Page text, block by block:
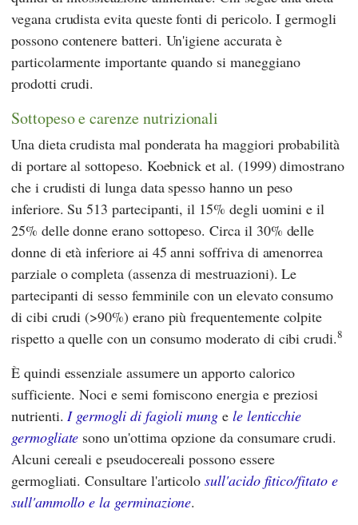
vegana crudista evita queste fonti di pericolo. I germogli
possono contenere batteri. Un'igiene accurata è
particolarmente importante quando si maneggiano
prodotti crudi.
Sottopeso e carenze nutrizionali
Una dieta crudista mal ponderata ha maggiori probabilità
di portare al sottopeso. Koebnick et al. (1999) dimostrano
che i crudisti di lunga data spesso hanno un peso
inferiore. Su 513 partecipanti, il 15% degli uomini e il
25% delle donne erano sottopeso. Circa il 30% delle
donne di età inferiore ai 45 anni soffriva di amenorrea
parziale o completa (assenza di mestruazioni). Le
partecipanti di sesso femminile con un elevato consumo
di cibi crudi (>90%) erano più frequentemente colpite
rispetto a quelle con un consumo moderato di cibi crudi.8
È quindi essenziale assumere un apporto calorico
sufficiente. Noci e semi forniscono energia e preziosi
nutrienti. I germogli di fagioli mung e le lenticchie
germogliate sono un'ottima opzione da consumare crudi.
Alcuni cereali e pseudocereali possono essere
germogliati. Consultare l'articolosull'acido fitico/fitato e
sull'ammollo e la germinazione.